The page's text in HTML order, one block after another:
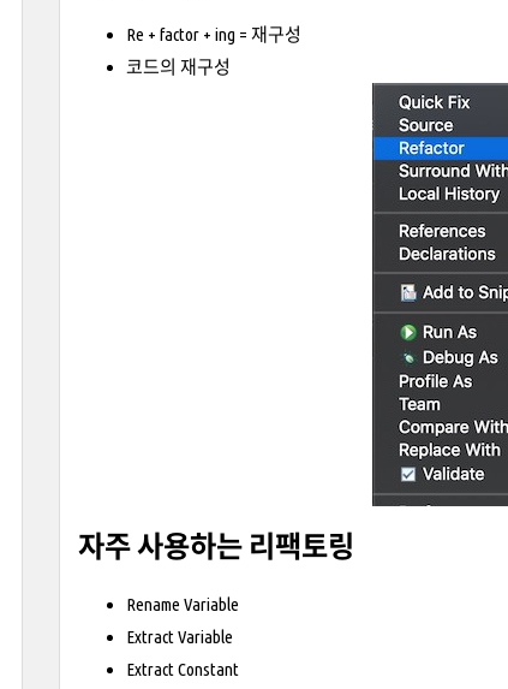
Re + factor + ing = 재구성
코드의 재구성
자주 사용하는 리팩토링
Rename Variable
Extract Variable
Extract Constant